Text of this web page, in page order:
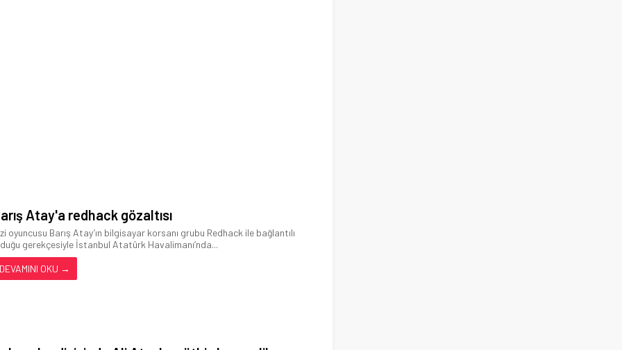
Atay'a redhack gözaltısı
oyuncusu Barış Atay’ın bilgisayar korsanı grubu Redhack ile bağlantılı
gerekçesiyle İstanbul Atatürk Havalimanı’nda...
DEVAMINI OKU →